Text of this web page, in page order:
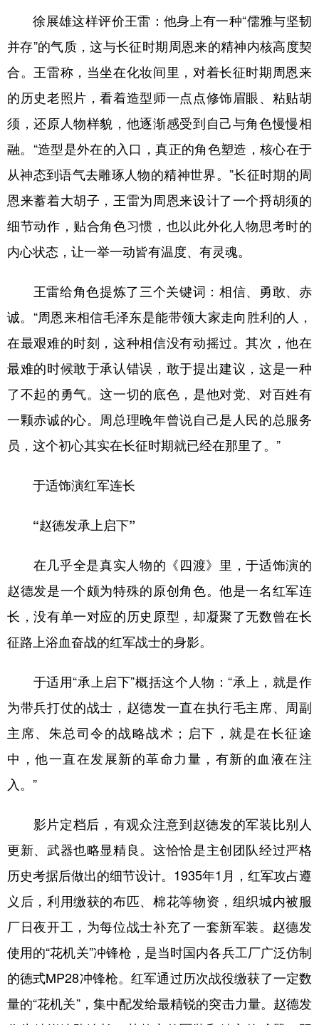
徐展雄这样评价王雷：他身上有一种“儒雅与坚韧
并存”的气质，这与长征时期周恩来的精神内核高度契
合。王雷称，当坐在化妆间里，对着长征时期周恩来
的历史老照片，看着造型师一点点修饰眉眼、粘贴胡
须，还原人物样貌，他逐渐感受到自己与角色慢慢相
融。“造型是外在的入口，真正的角色塑造，核心在于
从神态到语气去雕琢人物的精神世界。”长征时期的周
恩来蓄着大胡子，王雷为周恩来设计了一个捋胡须的
细节动作，贴合角色习惯，也以此外化人物思考时的
内心状态，让一举一动皆有温度、有灵魂。
王雷给角色提炼了三个关键词：相信、勇敢、赤
诚。“周恩来相信毛泽东是能带领大家走向胜利的人，
在最艰难的时刻，这种相信没有动摇过。其次，他在
最难的时候敢于承认错误，敢于提出建议，这是一种
了不起的勇气。这一切的底色，是他对党、对百姓有
一颗赤诚的心。周总理晚年曾说自己是人民的总服务
员，这个初心其实在长征时期就已经在那里了。”
于适饰演红军连长
“赵德发承上启下”
在几乎全是真实人物的《四渡》里，于适饰演的
赵德发是一个颇为特殊的原创角色。他是一名红军连
长，没有单一对应的历史原型，却凝聚了无数曾在长
征路上浴血奋战的红军战士的身影。
于适用“承上启下”概括这个人物：“承上，就是作
为带兵打仗的战士，赵德发一直在执行毛主席、周副
主席、朱总司令的战略战术；启下，就是在长征途
中，他一直在发展新的革命力量，有新的血液在注
入。”
影片定档后，有观众注意到赵德发的军装比别人
更新、武器也略显精良。这恰恰是主创团队经过严格
历史考据后做出的细节设计。1935年1月，红军攻占遵
义后，利用缴获的布匹、棉花等物资，组织城内被服
厂日夜开工，为每位战士补充了一套新军装。赵德发
使用的“花机关”冲锋枪，是当时国内各兵工厂广泛仿制
的德式MP28冲锋枪。红军通过历次战役缴获了一定数
量的“花机关”，集中配发给最精锐的突击力量。赵德发